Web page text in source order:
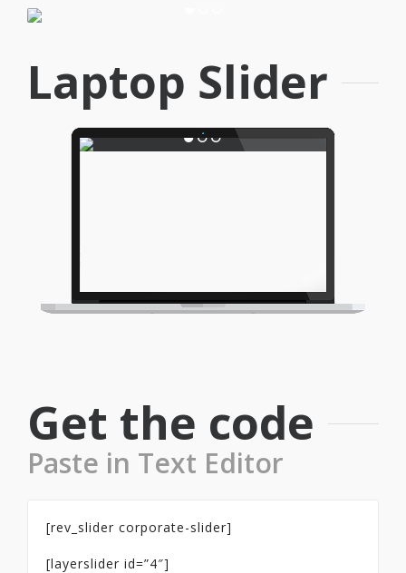
Laptop Slider
Get the code
Paste in Text Editor
[rev_slider corporate-slider]
[layerslider id=”4″]